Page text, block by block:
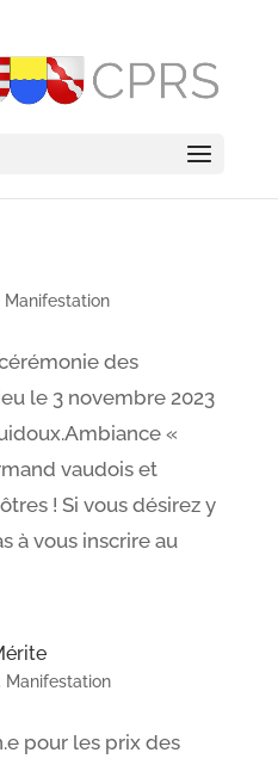
Manifestation
des
le 3 novembre 2023
«
vaudois et
! Si vous désirez y
à vous inscrire au
Manifestation
pour les prix des